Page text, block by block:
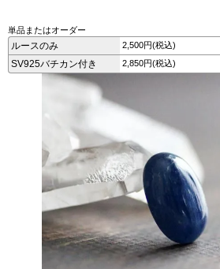
単品またはオーダー
ルースのみ 2,500円(税込)
SV925バチカン付き 2,850円(税込)